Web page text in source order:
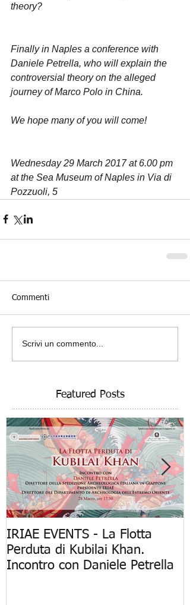
theory?
Finally in Naples a conference with
Daniele Petrella, who will explain the
controversial theory on the alleged
journey of Marco Polo in China.
We hope many of you will come!
Wednesday 29 March 2017 at 6.00 pm
at the Sea Museum of Naples in Via di
Pozzuoli, 5
Commenti
Scrivi un commento...
Featured Posts
IRIAE EVENTS - La Flotta
Perduta di Kubilai Khan.
Incontro con Daniele Petrella